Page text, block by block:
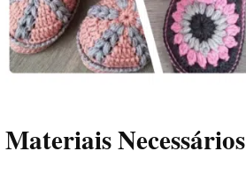
Materiais Necessários